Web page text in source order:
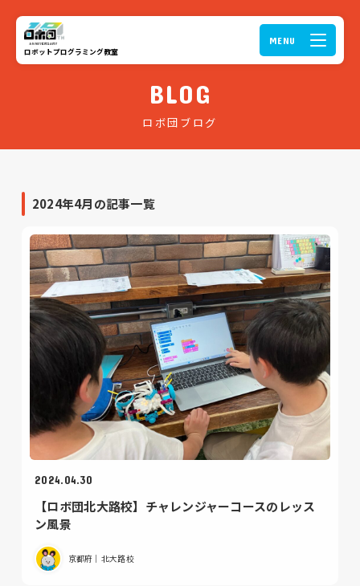
ロボットプログラミング教室
BLOG
ロボ団ブログ
2024年4月の記事一覧
2024.04.30
【ロボ団北大路校】チャレンジャーコースのレッス
ン風景
京都府｜北大路校